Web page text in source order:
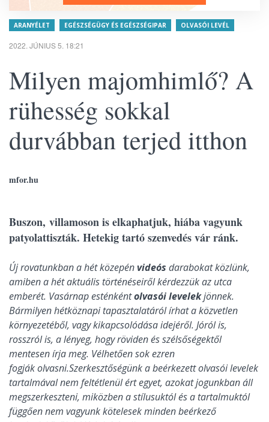
ARANYÉLET EGÉSZSÉGÜGY ÉS EGÉSZSÉGIPAR OLVASÓI LEVÉL
2022. JÚNIUS 5. 18:21
Milyen majomhimlő? A
rühesség sokkal
durvábban terjed itthon
mfor.hu
Buszon, villamoson is elkaphatjuk, hiába vagyunk
patyolattiszták. Hetekig tartó szenvedés vár ránk.
Új rovatunkban a hét közepénvideós darabokat közlünk,
amiben a hét aktuális történéseiről kérdezzük az utca
emberét. Vasárnap esténkéntolvasói levelekjönnek.
Bármilyen hétköznapi tapasztalatáról írhat a közvetlen
környezetéből, vagy kikapcsolódása idejéről. Jóról is,
rosszról is, a lényeg, hogy röviden és szélsőségektől
mentesen írja meg. Vélhetően sok ezren
fogják olvasni.Szerkesztőségünk a beérkezett olvasói levelek
tartalmával nem feltétlenül ért egyet, azokat jogunkban áll
megszerkeszteni, miközben a stílusuktól és a tartalmuktól
függően nem vagyunk kötelesek minden beérkező